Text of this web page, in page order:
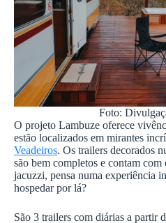
Foto:
O projeto Lambuze oferece
estão localizados em mirantes
Veadeiros. Os trailers decorados
são bem completos e contam com
jacuzzi, pensa numa experiência
hospedar por lá?
São 3 trailers com diárias a partir